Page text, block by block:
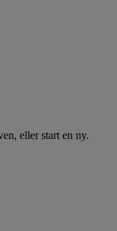
eller start en ny.